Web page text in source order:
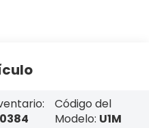
Código del
Modelo: U1M